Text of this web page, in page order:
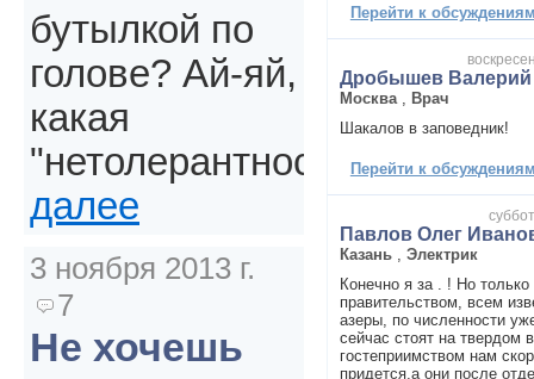
Перейти к
Дробышев Валерий
Москва
Врач
Шакалов в заповедник!
Перейти к
Павлов Олег
Казань
Электрик
Конечно я за . ! Но
правительством, всем
азеры, по численности
сейчас стоят на твердом
гостеприимством нам
придется,а они после
бутылкой по
голове? Ай-яй,
какая
"нетолерантность".
далее
3 ноября 2013 г.
7
Не хочешь